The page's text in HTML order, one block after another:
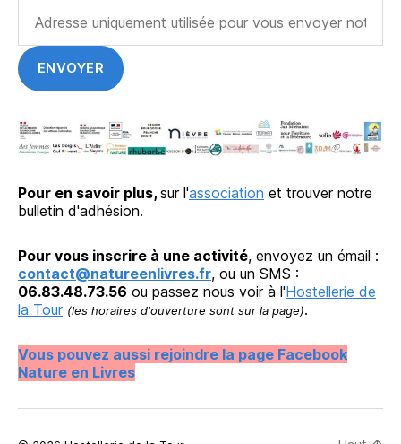
Pour en savoir plus, sur l'association et trouver notre
bulletin d'adhésion.
Pour vous inscrire à une activité, envoyez un émail :
contact@natureenlivres.fr, ou un SMS :
06.83.48.73.56 ou passez nous voir à l'Hostellerie de
la Tour (les horaires d'ouverture sont sur la page).
Vous pouvez aussi rejoindre la page Facebook
Nature en Livres